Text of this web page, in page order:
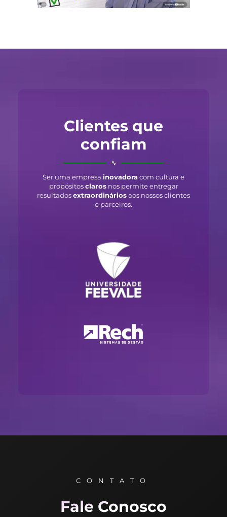
Clientes que
confiam
Ser uma empresa inovadoracom cultura e
propósitosclarosnos permite entregar
resultadosextraordináriosaos nossos clientes
e parceiros.
CONTATO
Fale Conosco